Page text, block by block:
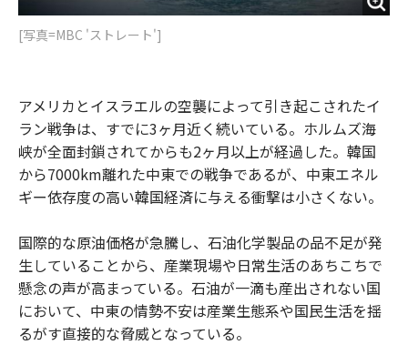
[写真=MBC 'ストレート']
アメリカとイスラエルの空襲によって引き起こされたイ
ラン戦争は、すでに3ヶ月近く続いている。ホルムズ海
峡が全面封鎖されてからも2ヶ月以上が経過した。韓国
から7000km離れた中東での戦争であるが、中東エネル
ギー依存度の高い韓国経済に与える衝撃は小さくない。
国際的な原油価格が急騰し、石油化学製品の品不足が発
生していることから、産業現場や日常生活のあちこちで
懸念の声が高まっている。石油が一滴も産出されない国
において、中東の情勢不安は産業生態系や国民生活を揺
るがす直接的な脅威となっている。